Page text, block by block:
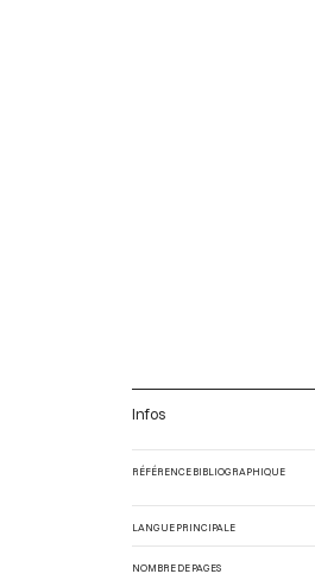
Infos
RÉFÉRENCE BIBLIOGRAPHIQUE
LANGUE PRINCIPALE
NOMBRE DE PAGES